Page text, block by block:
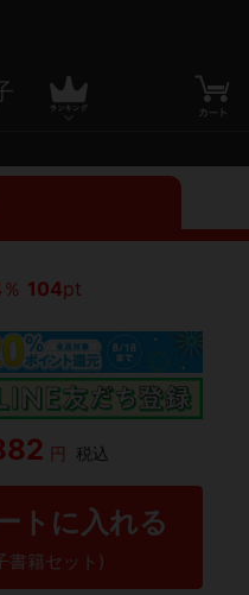
％ 104pt
円 税込
トに入れる
書籍セット)